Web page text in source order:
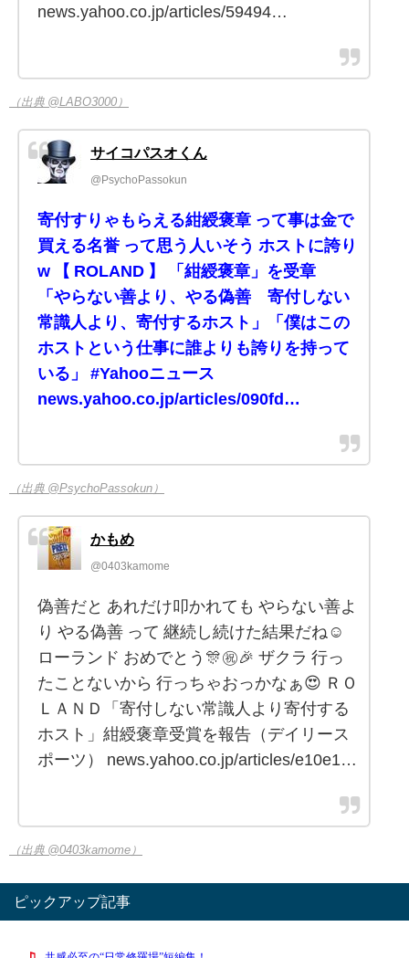
news.yahoo.co.jp/articles/59494…
（出典 @LABO3000）
サイコパスオくん
@PsychoPassokun
寄付すりゃもらえる紺綬褒章 って事は金で
買える名誉 って思う人いそう ホストに誇り
w 【 ROLAND 】 「紺綬褒章」を受章
「やらない善より、やる偽善 寄付しない
常識人より、寄付するホスト」「僕はこの
ホストという仕事に誰よりも誇りを持って
いる」 #Yahooニュース
news.yahoo.co.jp/articles/090fd…
（出典 @PsychoPassokun）
かもめ
@0403kamome
偽善だと あれだけ叩かれても やらない善よ
り やる偽善 って 継続し続けた結果だね☺️
ローランド おめでとう🎊㊗️🎉 ザクラ 行っ
たことないから 行っちゃおっかなぁ😍 ＲＯ
ＬＡＮＤ「寄付しない常識人より寄付する
ホスト」紺綬褒章受賞を報告（デイリース
ポーツ） news.yahoo.co.jp/articles/e10e1…
（出典 @0403kamome）
ピックアップ記事